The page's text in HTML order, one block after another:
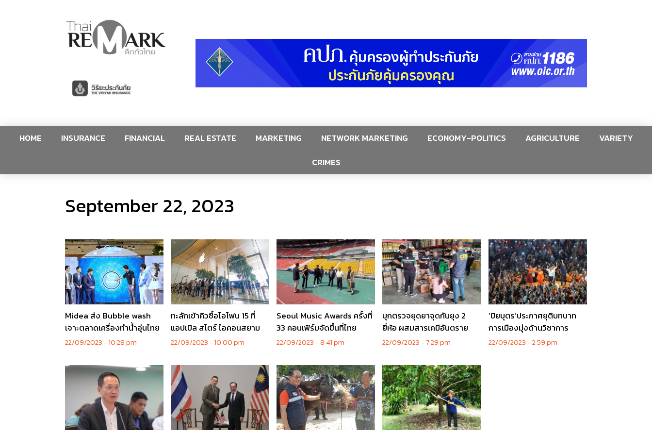
HOME INSURANCE FINANCIAL REAL ESTATE MARKETING NETWORK MARKETING ECONOMY-POLITICS AGRICULTURE
VARIETY
CRIMES
September 22, 2023
Midea ส่ง Bubble wash
เจาะตลาดเครื่องทำน้ำอุ่นไทย
22/09/2023 10:28 pm
ทะลักเข้าคิวซื้อไอโฟน 15 ที่
แอปเปิล สโตร์ ไอคอนสยาม
22/09/2023 10:00 pm
Seoul Music Awards ครั้งที่
33 คอนเฟิร์มจัดขึ้นที่ไทย
22/09/2023 8:41 pm
บุกตรวจยุดยาจุดกันยุง 2
ยี่ห้อ ผสมสารเคมีอันตราย
22/09/2023 7:29 pm
‘ปิยบุตร’ประกาศยุติบทบาท
การเมืองมุ่งด้านวิชาการ
22/09/2023 2:59 pm